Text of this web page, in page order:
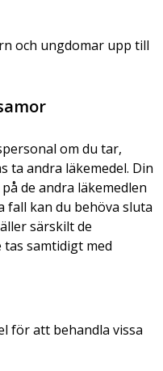
och ungdomar upp till
om du tar,
ta andra läkemedel. Din
de andra läkemedlen
fall kan du behöva sluta
särskilt de
tas samtidigt med
för att behandla vissa